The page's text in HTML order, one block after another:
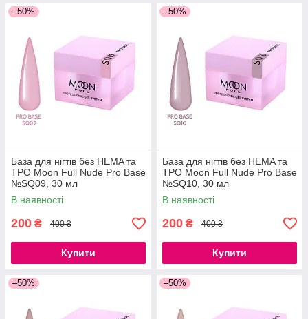
–50%
База для нігтів без HEMA та
ТРО Moon Full Nude Pro Base
№SQ09, 30 мл
В наявності
200 ₴ 400 ₴
Купити
–50%
База для нігтів без HEMA та
ТРО Moon Full Nude Pro Base
№SQ10, 30 мл
В наявності
200 ₴ 400 ₴
Купити
–50% –50%